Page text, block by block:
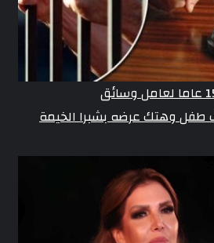
السجن المشدد 15 عاما لعامل وسائق
طفل وهتك عرضه بشبرا الخيمة